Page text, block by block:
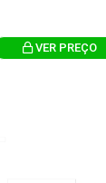
VER PREÇO